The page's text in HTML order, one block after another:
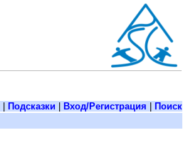
Подсказки Вход/Регистрация Поиск